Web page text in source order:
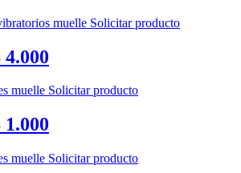
Solicitar producto
Solicitar producto
Solicitar producto